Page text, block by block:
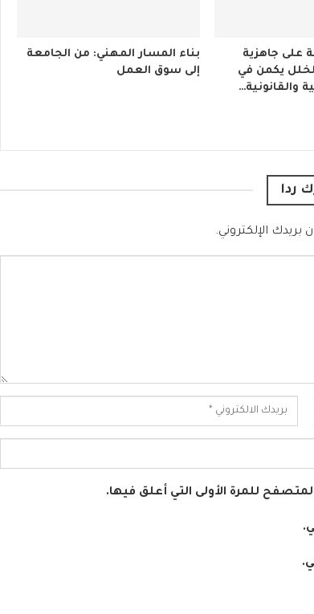
على جاهزية
يكمن في
والقانونية…
بناء المسار المهني: من الجامعة
إلى سوق العمل
ردا
بريدك الإلكتروني.
للمرة الأولى التي أعلق فيها.